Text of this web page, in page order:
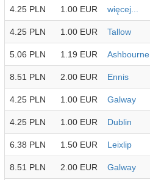
4.25 PLN 1.00 EUR więcej...
4.25 PLN 1.00 EUR Tallow
5.06 PLN 1.19 EUR Ashbourne
8.51 PLN 2.00 EUR Ennis
4.25 PLN 1.00 EUR Galway
4.25 PLN 1.00 EUR Dublin
6.38 PLN 1.50 EUR Leixlip
8.51 PLN 2.00 EUR Galway